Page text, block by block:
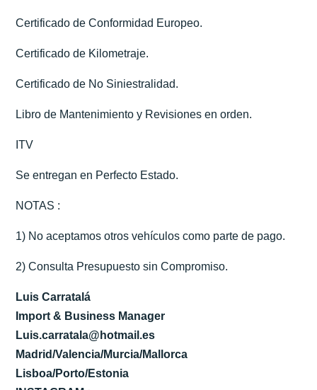
Certificado de Conformidad Europeo.
Certificado de Kilometraje.
Certificado de No Siniestralidad.
Libro de Mantenimiento y Revisiones en orden.
ITV
Se entregan en Perfecto Estado.
NOTAS :
1) No aceptamos otros vehículos como parte de pago.
2) Consulta Presupuesto sin Compromiso.
Luis Carratalá
Import & Business Manager
Luis.carratala@hotmail.es
Madrid/Valencia/Murcia/Mallorca
Lisboa/Porto/Estonia